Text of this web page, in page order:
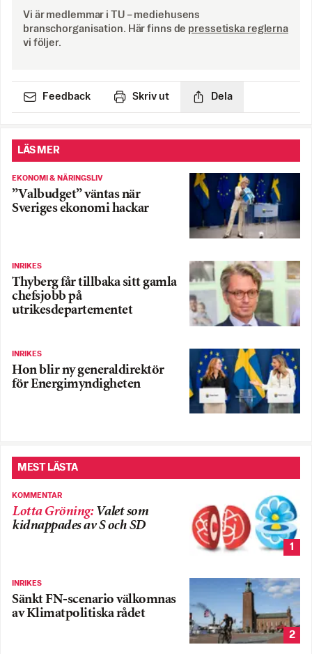
Vi är medlemmar i TU – mediehusens
branschorganisation. Här finns de pressetiska reglerna
vi följer.
Feedback Skriv ut Dela
LÄS MER
EKONOMI & NÄRINGSLIV
”Valbudget” väntas när
Sveriges ekonomi hackar
INRIKES
Thyberg får tillbaka sitt gamla
chefsjobb på
utrikesdepartementet
INRIKES
Hon blir ny generaldirektör
för Energimyndigheten
MEST LÄSTA
KOMMENTAR
Lotta Gröning: Valet som
kidnappades av S och SD
1
INRIKES
Sänkt FN-scenario välkomnas
av Klimatpolitiska rådet
2